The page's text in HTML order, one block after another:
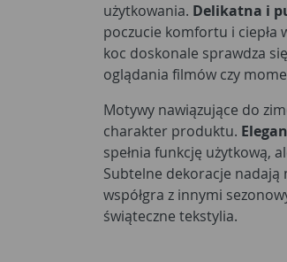
użytkowania. Delikatna i
poczucie komfortu i ciepła
koc doskonale sprawdza
oglądania filmów czy
Motywy nawiązujące do
charakter produktu.
spełnia funkcję użytkową,
Subtelne dekoracje
współgra z innymi
świąteczne tekstylia.